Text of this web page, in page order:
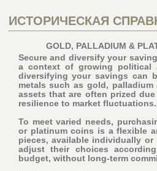
ИСТОРИЧЕСКАЯ
GOLD, PALLADIUM &
Secure and diversify your
a context of growing political
diversifying your savings can
metals such as gold,
assets that are often prized
resilience to market
To meet varied needs,
or platinum coins is a flexible
pieces, available individually
adjust their choices
budget, without long-term